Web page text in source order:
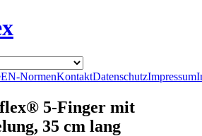
EN-NormenKontaktDatenschutzImpressum
5-Finger mit
35 cm lang